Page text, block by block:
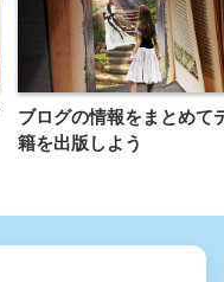
ブログの情報をまとめて
籍を出版しよう